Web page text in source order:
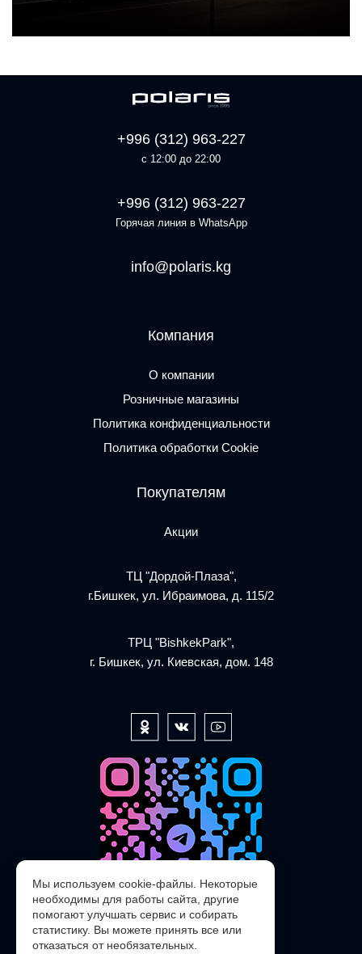
+996 (312) 963-227
с 12:00 до 22:00
+996 (312) 963-227
Горячая линия в WhatsApp
info@polaris.kg
Компания
О компании
Розничные магазины
Политика конфиденциальности
Политика обработки Cookie
Покупателям
Акции
ТЦ "Дордой-Плаза",
г.Бишкек, ул. Ибраимова, д. 115/2
ТРЦ "BishkekPark",
г. Бишкек, ул. Киевская, дом. 148
@POLARIS_SERVICE_KG_bot
Мы используем cookie-файлы. Некоторые
необходимы для работы сайта, другие
помогают улучшать сервис и собирать
статистику. Вы можете принять все или
отказаться от необязательных.